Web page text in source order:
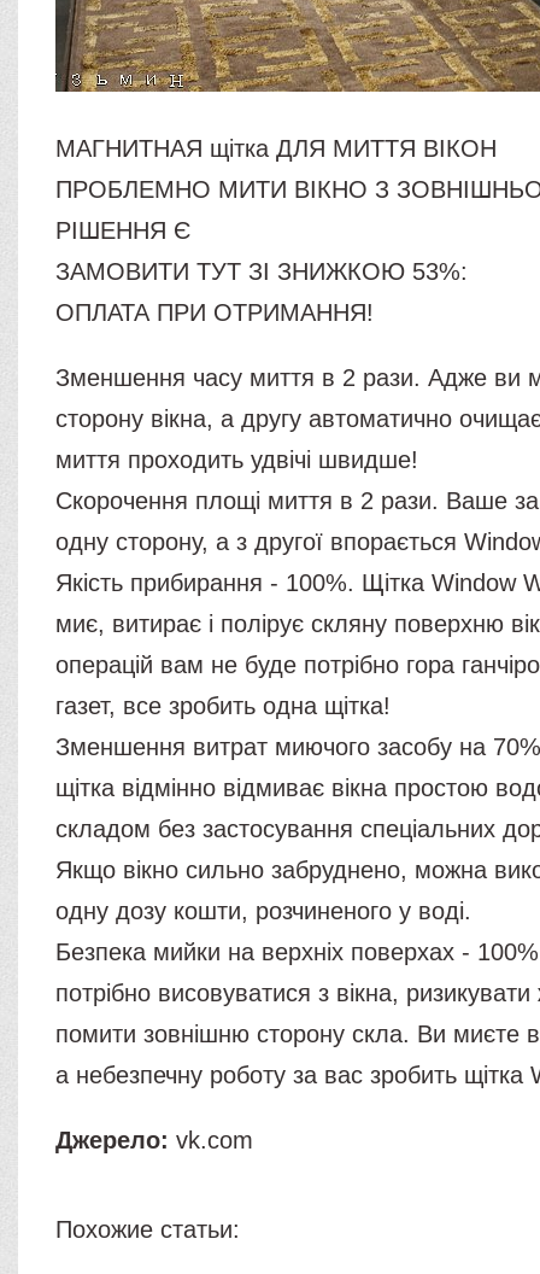
МАГНИТНАЯ щітка ДЛЯ МИТТЯ ВІКОН
ПРОБЛЕМНО МИТИ ВІКНО З
РІШЕННЯ Є
ЗАМОВИТИ ТУТ ЗІ ЗНИЖКОЮ 53%:
ОПЛАТА ПРИ ОТРИМАННЯ!
Зменшення часу миття в 2 рази. Адже ви
сторону вікна, а другу автоматично
миття проходить удвічі швидше!
Скорочення площі миття в 2 рази. Ваше
одну сторону, а з другої впорається
Якість прибирання - 100%. Щітка Window
миє, витирає і полірує скляну поверхню
операцій вам не буде потрібно гора
газет, все зробить одна щітка!
Зменшення витрат миючого засобу на
щітка відмінно відмиває вікна простою
складом без застосування спеціальних
Якщо вікно сильно забруднено, можна
одну дозу кошти, розчиненого у воді.
Безпека мийки на верхніх поверхах -
потрібно висовуватися з вікна,
помити зовнішню сторону скла. Ви миєте
а небезпечну роботу за вас зробить щітка
Джерело: vk.com
Похожие статьи: